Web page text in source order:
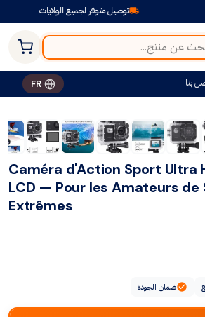
توصيل متوفر لجميع الولايات
بنا FR
Caméra d'Action Sport Ultra
LCD — Pour les Amateurs de
Extrêmes
ضمان الجودة